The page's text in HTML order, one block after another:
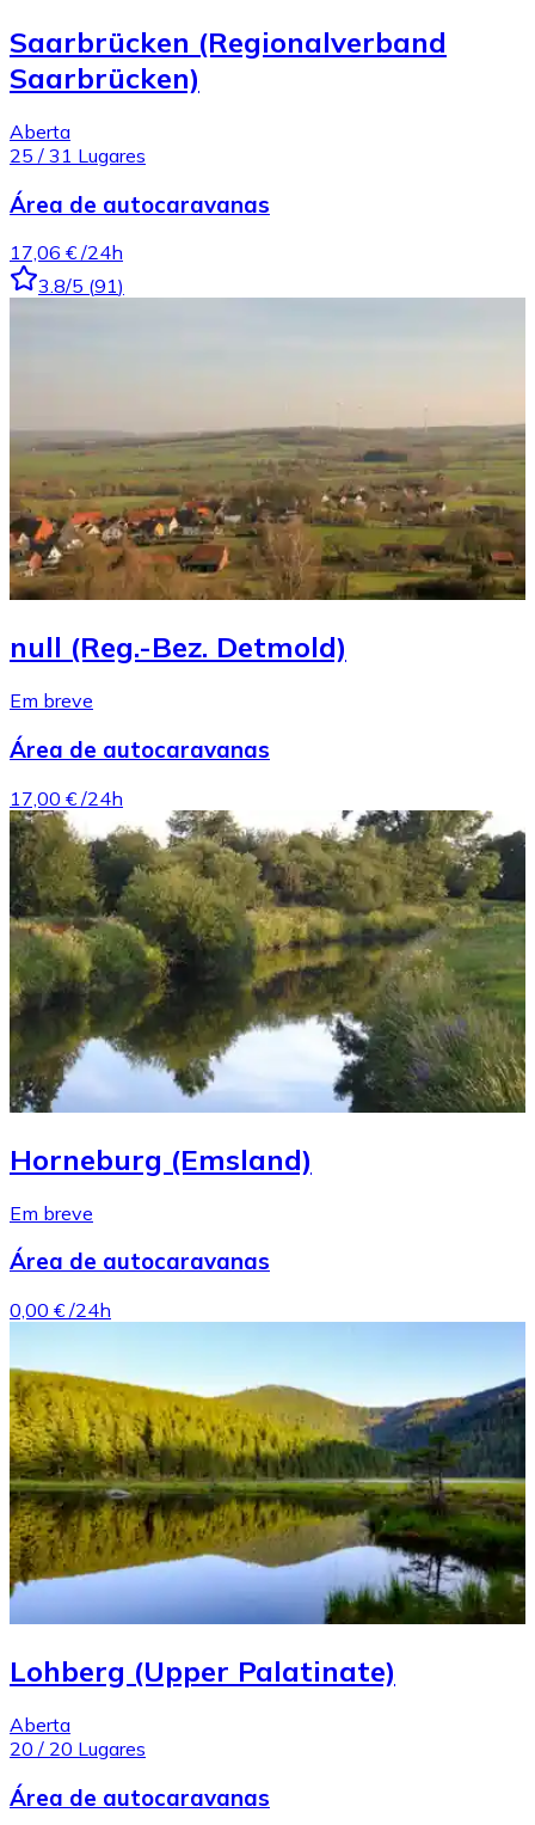
Saarbrücken (Regionalverband
Saarbrücken)
Aberta
25 / 31 Lugares
Área de autocaravanas
17,06 € /24h
3.8/5 (91)
null (Reg.-Bez. Detmold)
Em breve
Área de autocaravanas
17,00 € /24h
Horneburg (Emsland)
Em breve
Área de autocaravanas
0,00 € /24h
Lohberg (Upper Palatinate)
Aberta
20 / 20 Lugares
Área de autocaravanas